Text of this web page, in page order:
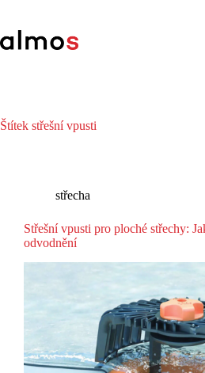
content
Štítek střešní vpusti
střecha
Střešní vpusti pro ploché střechy:
odvodnění